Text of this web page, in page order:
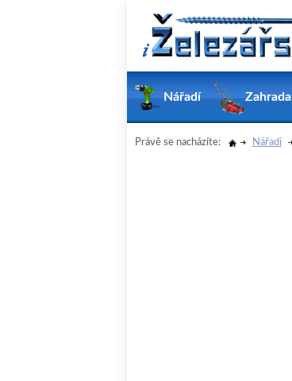
Nářadí Zahrada
Právě se nacházíte: Nářadí